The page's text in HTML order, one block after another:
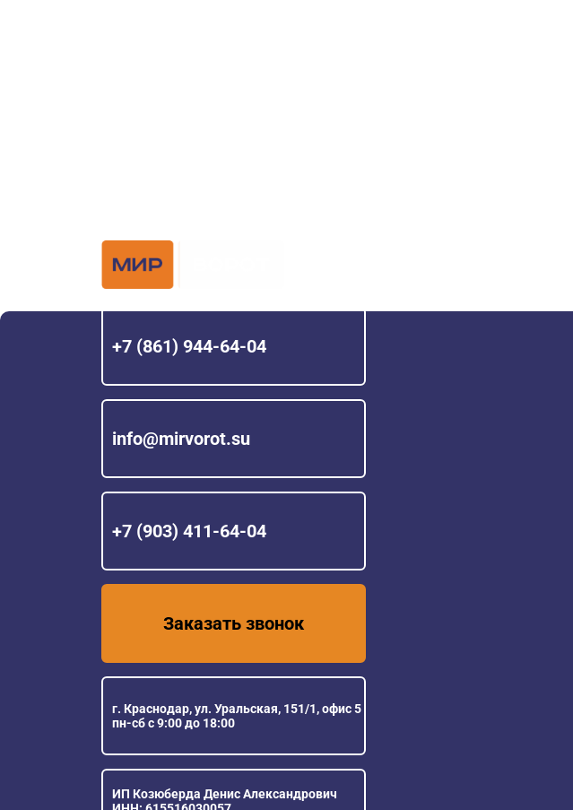
+7 (861) 944-64-04
info@mirvorot.su
+7 (903) 411-64-04
Заказать звонок
г. Краснодар, ул. Уральская, 151/1, офис 5
пн-сб с 9:00 до 18:00
ИП Козюберда Денис Александрович